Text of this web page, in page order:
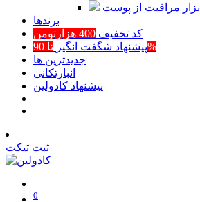
ابزار مراقبت از پوست
برند‌ها
کد تخفیف 400 هزارتومن
پیشنهاد شگفت انگیزتا 90%
جدیدترین ها
انبارتکانی
پیشنهاد کادولین
ثبت تیکت
0